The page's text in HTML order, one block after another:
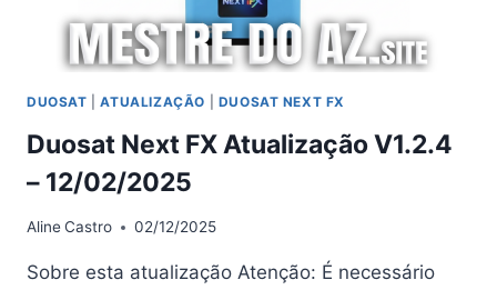
DUOSAT |ATUALIZAÇÃO DUOSAT NEXT FX
Duosat Next FX Atualização V1.2.4
– 12/02/2025
AlineCastro 02/12/2025
Sobre esta atualização Atenção: É necessário